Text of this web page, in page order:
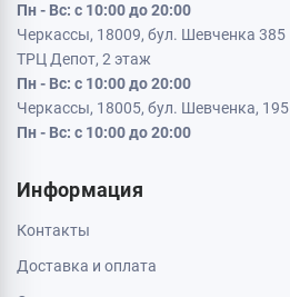
Пн - Вс: с 10:00 до 20:00
Черкассы, 18009, бул. Шевченка 385
ТРЦ Депот, 2 этаж
Пн - Вс: с 10:00 до 20:00
Черкассы, 18005, бул. Шевченка, 195
Пн - Вс: с 10:00 до 20:00
Информация
Контакты
Доставка и оплата